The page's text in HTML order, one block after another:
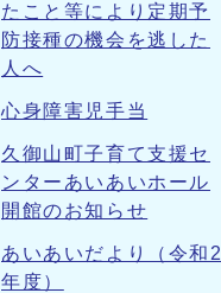
たこと等により定期予
防接種の機会を逃した
人へ
心身障害児手当
久御山町子育て支援セ
ンターあいあいホール
開館のお知らせ
あいあいだより（令和2
年度）